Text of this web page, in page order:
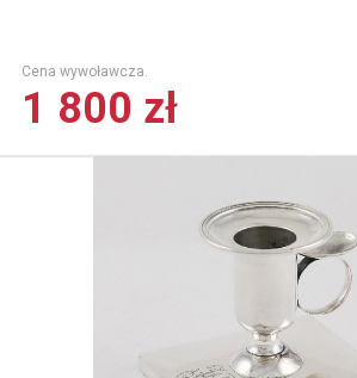
Cena wywoławcza.
1 800 zł